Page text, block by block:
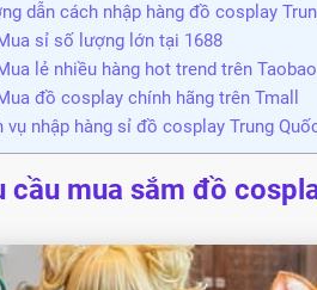
dẫn cách nhập hàng đồ cosplay
sỉ số lượng lớn tại 1688
lẻ nhiều hàng hot trend trên Taobao
đồ cosplay chính hãng trên Tmall
vụ nhập hàng sỉ đồ cosplay Trung
cầu mua sắm đồ